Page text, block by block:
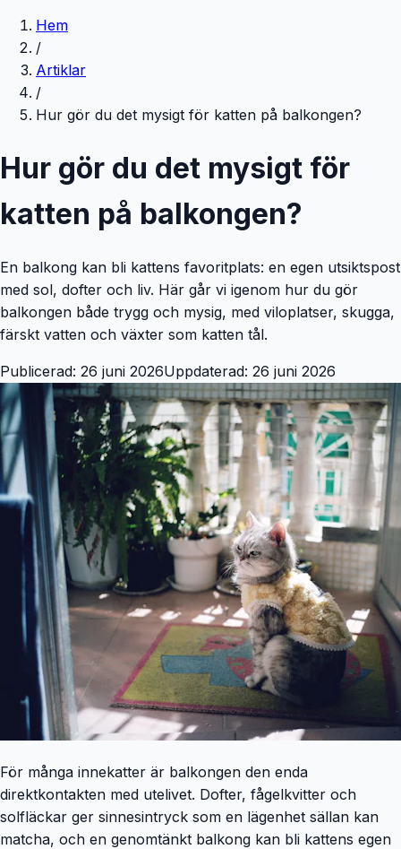
Hem
/
Artiklar
/
Hur gör du det mysigt för katten på balkongen?
Hur gör du det mysigt för
katten på balkongen?
En balkong kan bli kattens favoritplats: en egen utsiktspost
med sol, dofter och liv. Här går vi igenom hur du gör
balkongen både trygg och mysig, med viloplatser, skugga,
färskt vatten och växter som katten tål.
Publicerad: 26 juni 2026Uppdaterad: 26 juni 2026
För många innekatter är balkongen den enda
direktkontakten med utelivet. Dofter, fågelkvitter och
solfläckar ger sinnesintryck som en lägenhet sällan kan
matcha, och en genomtänkt balkong kan bli kattens egen